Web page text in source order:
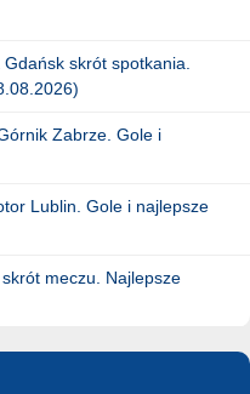
skrót spotkania.
Zabrze. Gole i
Lublin. Gole i najlepsze
meczu. Najlepsze